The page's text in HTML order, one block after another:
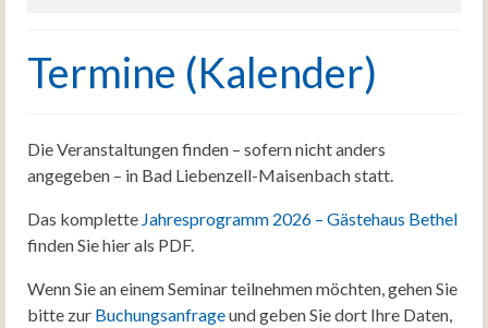
Termine (Kalender)
Die Veranstaltungen finden – sofern nicht anders
angegeben – in Bad Liebenzell-Maisenbach statt.
Das komplette Jahresprogramm 2026 – Gästehaus Bethel
finden Sie hier als PDF.
Wenn Sie an einem Seminar teilnehmen möchten, gehen Sie
bitte zur Buchungsanfrageund geben Sie dort Ihre Daten,